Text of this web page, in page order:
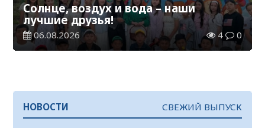
Солнце, воздух и вода – наши
лучшие друзья!
06.08.2026 4 0
НОВОСТИ СВЕЖИЙ ВЫПУСК